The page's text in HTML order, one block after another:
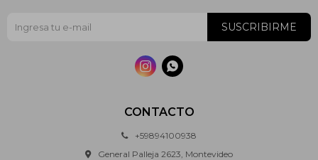
CONTACTO
+59894100938
General Palleja 2623, Montevideo
SUSCRIBIRME
 